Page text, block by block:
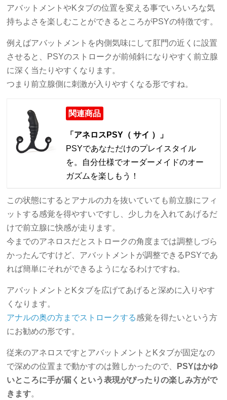
アバットメントやKタブの位置を変える事でいろいろな気
持ちよさを楽しむことができるところがPSYの特徴です。
例えばアバットメントを内側気味にして肛門の近くに設置
させると、PSYのストロークが前傾斜になりやすく前立腺
に深く当たりやすくなります。
つまり前立腺側に刺激が入りやすくなる形ですね。
関連商品
「アネロスPSY（ サイ ）」
PSYであなただけのプレイスタイル
を。自分仕様でオーダーメイドのオー
ガズムを楽しもう！
この状態にするとアナルの力を抜いていても前立腺にフィ
ットする感覚を得やすいですし、少し力を入れてあげるだ
けで前立腺に快感が走ります。
今までのアネロスだとストロークの角度までは調整しづら
かったんですけど、アバットメントが調整できるPSYであ
れば簡単にそれができるようになるわけですね。
アバットメントとKタブを広げてあげると深めに入りやす
くなります。
アナルの奥の方までストロークする感覚を得たいという方
にお勧めの形です。
従来のアネロスですとアバットメントとKタブが固定なの
で深めの位置まで動かすのは難しかったので、
PSYはかゆ
いところに手が届くという表現がぴったりの楽しみ方がで
きます。